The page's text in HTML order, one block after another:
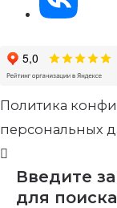
Политика
персональных
Введите
для поиска